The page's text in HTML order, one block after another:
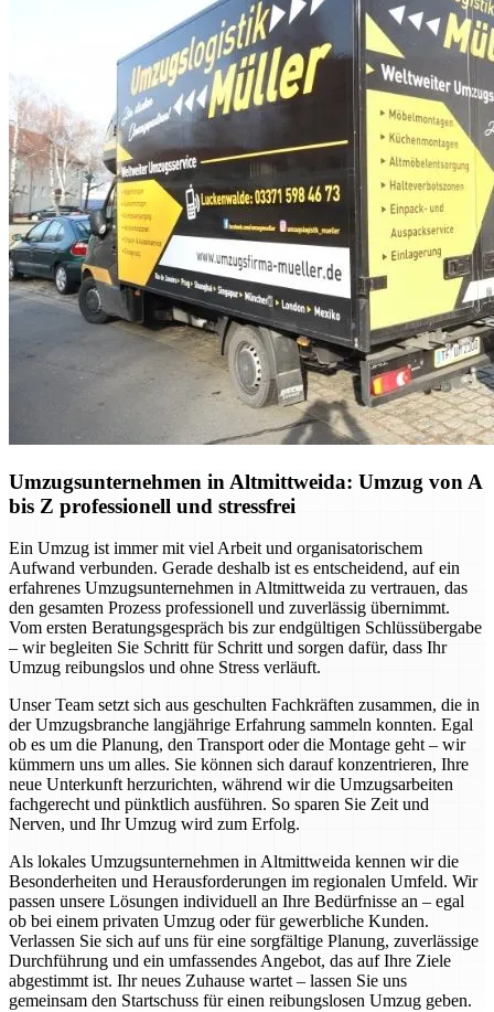
Umzugsunternehmen in Altmittweida: Umzug von A
bis Z professionell und stressfrei
Ein Umzug ist immer mit viel Arbeit und organisatorischem
Aufwand verbunden. Gerade deshalb ist es entscheidend, auf ein
erfahrenes Umzugsunternehmen in Altmittweida zu vertrauen, das
den gesamten Prozess professionell und zuverlässig übernimmt.
Vom ersten Beratungsgespräch bis zur endgültigen Schlüssübergabe
– wir begleiten Sie Schritt für Schritt und sorgen dafür, dass Ihr
Umzug reibungslos und ohne Stress verläuft.
Unser Team setzt sich aus geschulten Fachkräften zusammen, die in
der Umzugsbranche langjährige Erfahrung sammeln konnten. Egal
ob es um die Planung, den Transport oder die Montage geht – wir
kümmern uns um alles. Sie können sich darauf konzentrieren, Ihre
neue Unterkunft herzurichten, während wir die Umzugsarbeiten
fachgerecht und pünktlich ausführen. So sparen Sie Zeit und
Nerven, und Ihr Umzug wird zum Erfolg.
Als lokales Umzugsunternehmen in Altmittweida kennen wir die
Besonderheiten und Herausforderungen im regionalen Umfeld. Wir
passen unsere Lösungen individuell an Ihre Bedürfnisse an – egal
ob bei einem privaten Umzug oder für gewerbliche Kunden.
Verlassen Sie sich auf uns für eine sorgfältige Planung, zuverlässige
Durchführung und ein umfassendes Angebot, das auf Ihre Ziele
abgestimmt ist. Ihr neues Zuhause wartet – lassen Sie uns
gemeinsam den Startschuss für einen reibungslosen Umzug geben.